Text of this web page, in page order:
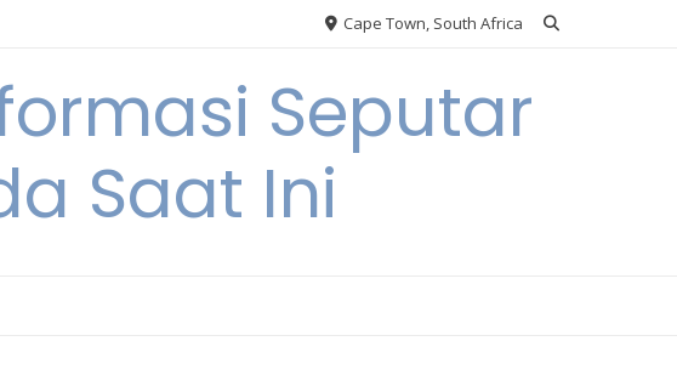
Cape Town, South Africa
Seputar
Saat Ini